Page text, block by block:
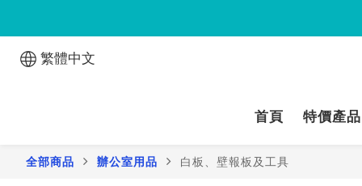
繁體中文
首頁 特價產品
全部商品 辦公室用品 白板、壁報板及工具